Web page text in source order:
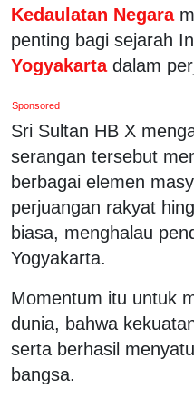
Kedaulatan Negara
penting bagi sejarah
Yogyakarta dalam
Sponsored
Sri Sultan HB X
serangan tersebut
berbagai elemen
perjuangan rakyat
biasa, menghalau
Yogyakarta.
Momentum itu untuk
dunia, bahwa
serta berhasil
bangsa.